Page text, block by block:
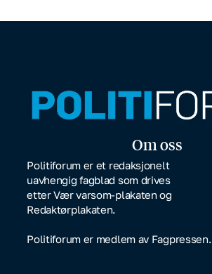
Om oss
Politiforum er et redaksjonelt
uavhengig fagblad som drives
etter Vær varsom-plakaten og
Redaktørplakaten.
Politiforum er medlem av Fagpressen.